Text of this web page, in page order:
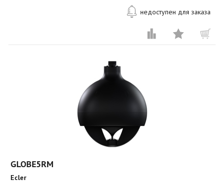
недоступен для заказа
GLOBE5RM
Ecler